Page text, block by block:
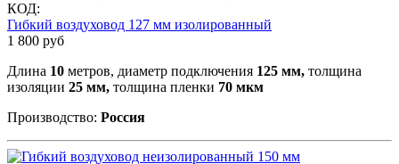
КОД:
Гибкий воздуховод 127 мм изолированный
1 800 руб
Длина 10 метров, диаметр подключения 125 мм, толщина
изоляции 25 мм, толщина пленки 70 мкм
Производство: Россия